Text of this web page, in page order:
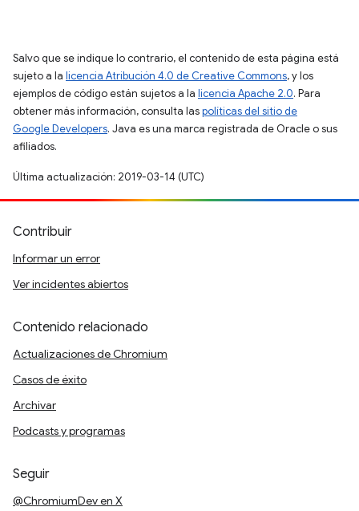
Salvo que se indique lo contrario, el contenido de esta página está
sujeto a la licencia Atribución 4.0 de Creative Commons, y los
ejemplos de código están sujetos a la licencia Apache 2.0. Para
obtener más información, consulta laspolíticas del sitio de
Google Developers. Java es una marca registrada de Oracle o sus
afiliados.
Última actualización: 2019-03-14 (UTC)
Contribuir
Informar un error
Ver incidentes abiertos
Contenido relacionado
Actualizaciones de Chromium
Casos de éxito
Archivar
Podcasts y programas
Seguir
@ChromiumDev en X